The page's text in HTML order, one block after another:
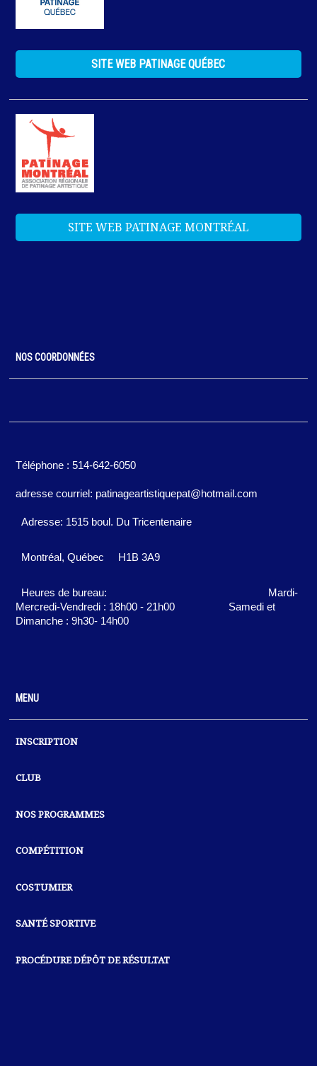
SITE WEB PATINAGE QUÉBEC
SITE WEB PATINAGE MONTRÉAL
NOS COORDONNÉES
Téléphone : 514-642-6050
adresse courriel: patinageartistiquepat@hotmail.com
Adresse: 1515 boul. Du Tricentenaire
Montréal, Québec H1B 3A9
Heures de bureau:
Mardi-
Mercredi-Vendredi : 18h00 - 21h00
Samedi et
Dimanche : 9h30- 14h00
MENU
INSCRIPTION
CLUB
NOS PROGRAMMES
COMPÉTITION
COSTUMIER
SANTÉ SPORTIVE
PROCÉDURE DÉPÔT DE RÉSULTAT